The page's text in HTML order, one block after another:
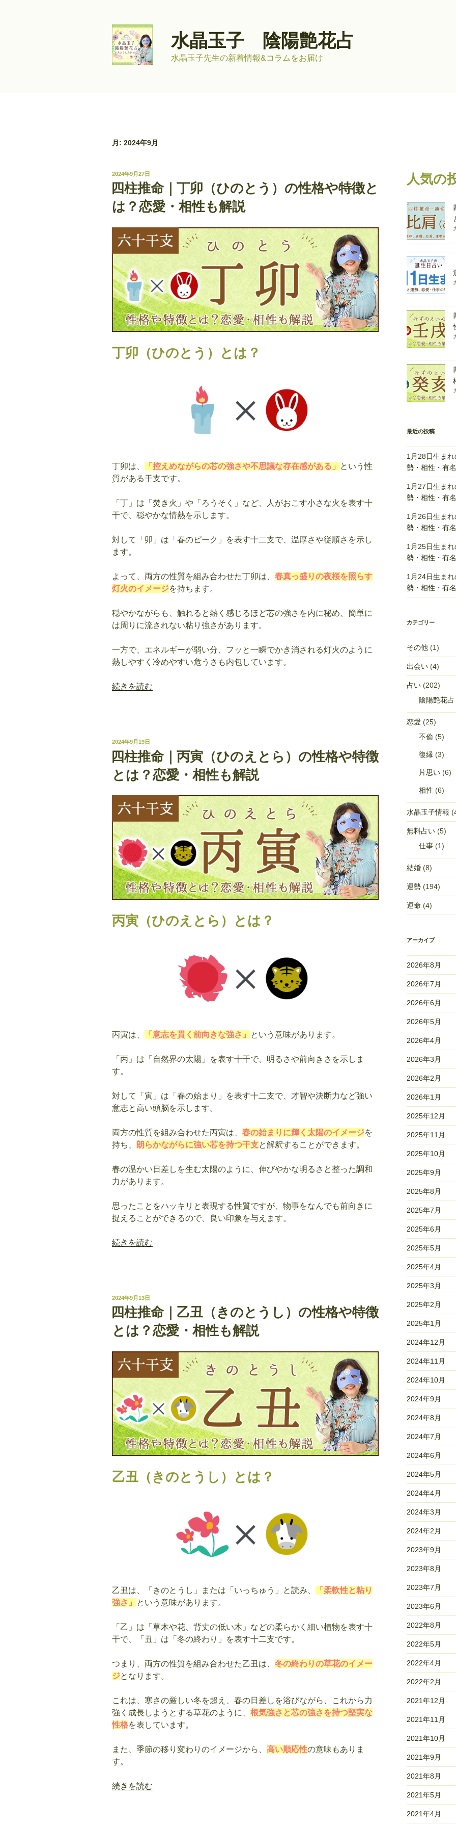
水晶玉子 陰陽艶花占
水晶玉子先生の新着情報&コラムをお届け
月: 2024年9月
投
稿
日:
2024年9月27日
四柱推命｜丁卯（ひのとう）の性格や特徴と
は？恋愛・相性も解説
丁卯（ひのとう）とは？
丁卯は、 「控えめながらの芯の強さや不思議な存在感がある」
という性
質がある干支です。
「丁」は「焚き火」や「ろうそく」など、人がおこす小さな火を表す十
干で、穏やかな情熱を示します。
対して「卯」は「春のピーク」を表す十二支で、温厚さや従順さを示し
ます。
よって、両方の性質を組み合わせた丁卯は、 春真っ盛りの夜桜を照らす
灯火のイメージを持ちます。
穏やかながらも、触れると熱く感じるほど芯の強さを内に秘め、簡単に
は周りに流されない粘り強さがあります。
一方で、エネルギーが弱い分、フッと一瞬でかき消される灯火のように
熱しやすく冷めやすい危うさも内包しています。
“四
卯
（ひ
の
と
う）
の
性
格
や
特
徴
と
恋
続きを読む
投
稿
日:
2024年9月19日
四柱推命｜丙寅（ひのえとら）の性格や特徴
とは？恋愛・相性も解説
丙寅（ひのえとら）とは？
丙寅は、 「意志を貫く前向きな強さ」 という意味があります。
「丙」は「自然界の太陽」を表す十干で、明るさや前向きさを示しま
す。
対して「寅」は「春の始まり」を表す十二支で、才智や決断力など強い
意志と高い頭脳を示します。
両方の性質を組み合わせた丙寅は、 春の始まりに輝く太陽のイメージを
持ち、
朗らかながらに強い芯を持つ干支と解釈することができます。
春の温かい日差しを生む太陽のように、伸びやかな明るさと整った調和
力があります。
思ったことをハッキリと表現する性質ですが、物事をなんでも前向きに
捉えることができるので、良い印象を与えます。
“四
寅
（ひ
の
え
と
ら）
の
性
格
や
特
徴
は？
続きを読む
投
稿
日:
2024年9月13日
四柱推命｜乙丑（きのとうし）の性格や特徴
とは？恋愛・相性も解説
乙丑（きのとうし）とは？
乙丑は、「きのとうし」または「いっちゅう」と読み、
「柔軟性と粘り
強さ」
という意味があります。
「乙」は「草木や花、背丈の低い木」などの柔らかく細い植物を表す十
干で、「丑」は「冬の終わり」を表す十二支です。
つまり、両方の性質を組み合わせた乙丑は、 冬の終わりの草花のイメー
ジとなります。
これは、寒さの厳しい冬を超え、春の日差しを浴びながら、これから力
強く成長しようとする草花のように、 根気強さと芯の強さを持つ堅実な
性格を表しています。
また、季節の移り変わりのイメージから、 高い順応性の意味もありま
す。
“四
続きを読む
人気の
最近の投稿
1月28日生ま
勢・相性・有
1月27日生ま
勢・相性・有
1月26日生ま
勢・相性・有
1月25日生ま
勢・相性・有
1月24日生ま
勢・相性・有
カテゴリー
その他(1)
出会い(4)
占い(202)
陰陽艶花占
恋愛(25)
不倫(5)
復縁 (3)
片思い(6)
相性 (6)
水晶玉子情報
無料占い(5)
仕事(1)
結婚(8)
運勢(194)
運命 (4)
アーカイブ
2026年8月
2026年7月
2026年6月
2026年5月
2026年4月
2026年3月
2026年2月
2026年1月
2025年12月
2025年11月
2025年10月
2025年9月
2025年8月
2025年7月
2025年6月
2025年5月
2025年4月
2025年3月
2025年2月
2025年1月
2024年12月
2024年11月
2024年10月
2024年9月
2024年8月
2024年7月
2024年6月
2024年5月
2024年4月
2024年3月
2024年2月
2023年9月
2023年8月
2023年7月
2023年6月
2022年8月
2022年5月
2022年4月
2022年2月
2021年12月
2021年11月
2021年10月
2021年9月
2021年8月
2021年5月
2021年4月